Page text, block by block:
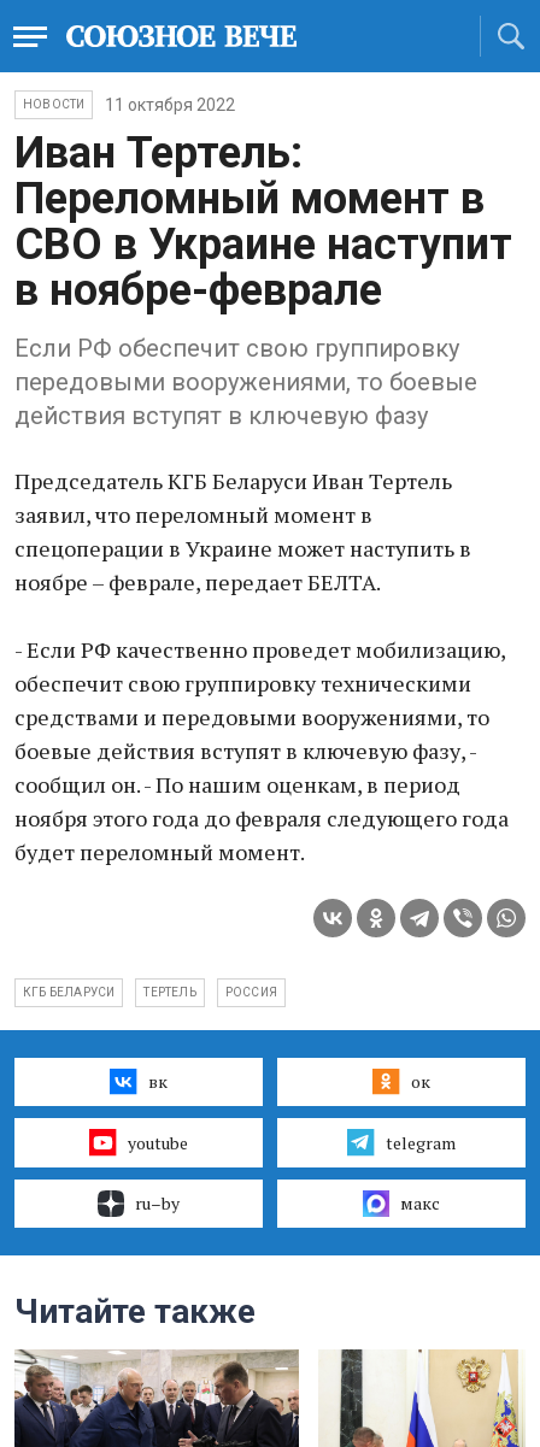
НОВОСТИ 11 октября 2022
Иван Тертель:
Переломный момент в
СВО в Украине наступит
в ноябре-феврале
Если РФ обеспечит свою группировку
передовыми вооружениями, то боевые
действия вступят в ключевую фазу
Председатель КГБ Беларуси Иван Тертель
заявил, что переломный момент в
спецоперации в Украине может наступить в
ноябре – феврале, передает БЕЛТА.
- Если РФ качественно проведет мобилизацию,
обеспечит свою группировку техническими
средствами и передовыми вооружениями, то
боевые действия вступят в ключевую фазу, -
сообщил он. - По нашим оценкам, в период
ноября этого года до февраля следующего года
будет переломный момент.
КГБ БЕЛАРУСИ ТЕРТЕЛЬ РОССИЯ
вк ок
youtube telegram
ru–by макс
Читайте также